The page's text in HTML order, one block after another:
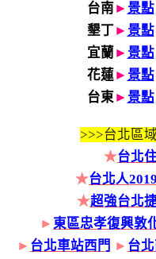
台南► 景點
墾丁► 景點
宜蘭 ► 景點
花蓮► 景點
台東► 景點
>>>台北區
★台北
★台北人
★超強台北
► 東區忠孝復興敦
► 台北車站西門 ► 台